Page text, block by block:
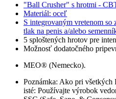
"Ball Crusher" s hrotmi -
Materiál: oceľ
S integrovaným vretenom
tlak na penis a/alebo
5 sploštených hrotov pre
Možnosť dodatočného
MEO® (Nemecko).
Poznámka: Ako pri
isté: Používajte výrobok